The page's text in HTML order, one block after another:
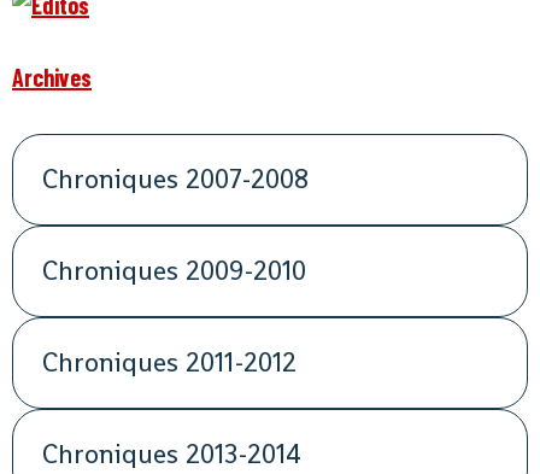
Archives
Chroniques 2007-2008
Chroniques 2009-2010
Chroniques 2011-2012
Chroniques 2013-2014